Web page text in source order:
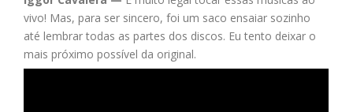
vivo! Mas, para ser sincero, foi um saco ensaiar sozinho
até lembrar todas as partes dos discos. Eu tento deixar o
mais próximo possível da original.